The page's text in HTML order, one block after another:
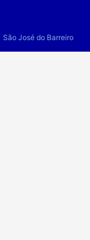
São José do Barreiro